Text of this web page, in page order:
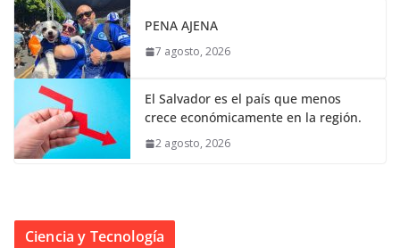
PENA AJENA
7 agosto, 2026
El Salvador es el país que menos
crece económicamente en la región.
2 agosto, 2026
Ciencia y Tecnología